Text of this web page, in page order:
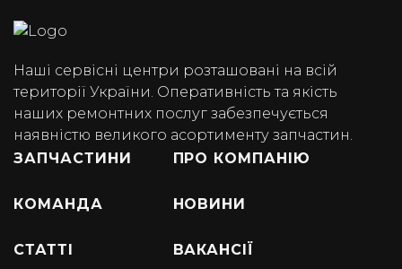
Наші сервісні центри розташовані на всій
території України. Оперативність та якість
наших ремонтних послуг забезпечується
наявністю великого асортименту запчастин.
ЗАПЧАСТИНИ
ПРО КОМПАНІЮ
КОМАНДА НОВИНИ
СТАТТІ ВАКАНСІЇ